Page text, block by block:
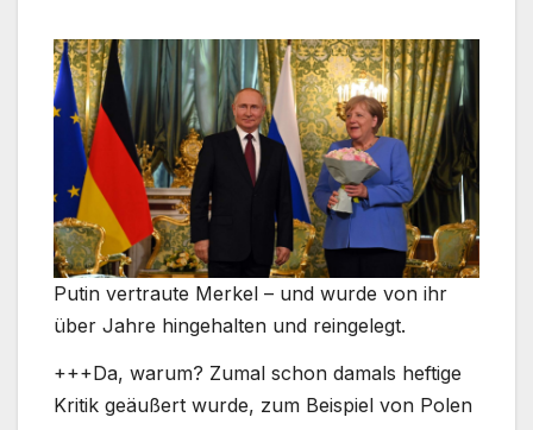
Putin vertraute Merkel – und wurde von ihr
über Jahre hingehalten und reingelegt.
+++Da, warum? Zumal schon damals heftige
Kritik geäußert wurde, zum Beispiel von Polen